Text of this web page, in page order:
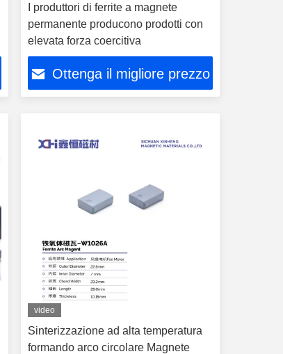
I produttori di ferrite a magnete
permanente producono prodotti con
elevata forza coercitiva
Ottenga il migliore prezzo
video
Sinterizzazione ad alta temperatura
formando arco circolare Magnete